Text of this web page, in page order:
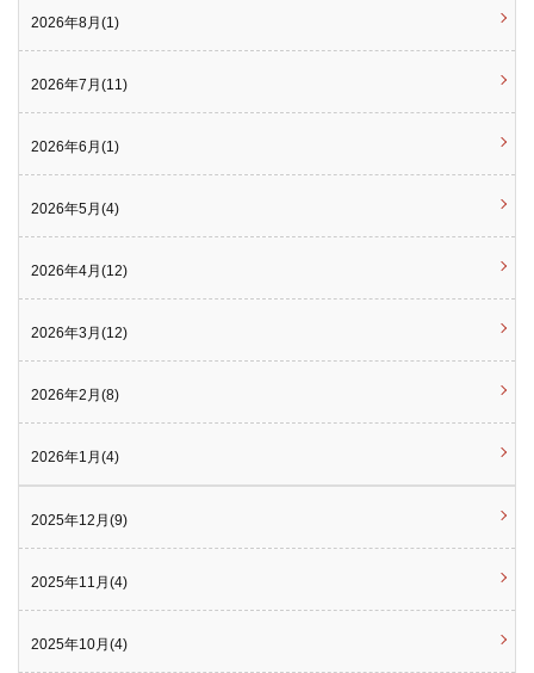
2026年8月(1)
2026年7月(11)
2026年6月(1)
2026年5月(4)
2026年4月(12)
2026年3月(12)
2026年2月(8)
2026年1月(4)
2025年12月(9)
2025年11月(4)
2025年10月(4)